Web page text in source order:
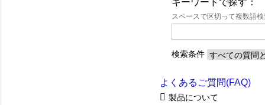
キーワードで探す：
スペースで区切って複数語
検索条件
よくあるご質問(FAQ)
製品について